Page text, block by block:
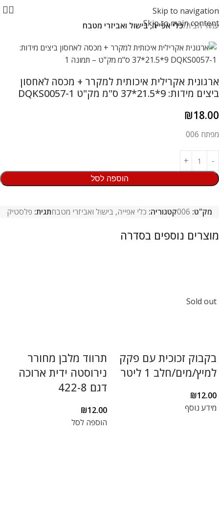
Skip to navigation
Skip to main content
עמוד הבית כלי אפייה, בישול ואביזרי מטבח
ארגונית אקרילית איכותית למקרר + מכסה לאחסון
ביצים מידות: 9*21.5*37 ס"מ מק"ט DQKS0057-1
₪18.00
מפתח 006
הוספה לסל
מק"ט: 006קטגוריה: כלי אפייה, בישול ואביזרי מטבחתגית: פלסטיק
Sold out
בקבוק זכוכית עם פקק
למיץ/מים/חלב 1 ליטר
₪12.00
מידע נוסף
תרווד מלבן מחורר
נירוסטה ידית ארוכה
דגם 422-8
₪12.00
הוספה לסל